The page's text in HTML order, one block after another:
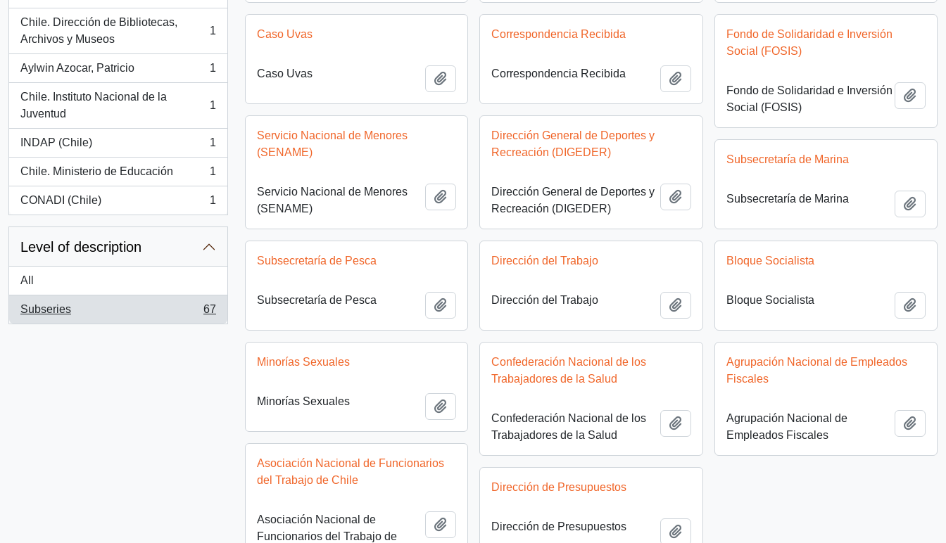
Chile. Dirección de Bibliotecas,
Archivos y Museos
, 1 results
1
Aylwin Azocar, Patricio
, 1 results
1
Chile. Instituto Nacional de la
Juventud
, 1 results
1
INDAP (Chile)
, 1 results
1
Chile. Ministerio de Educación
, 1 results
1
CONADI (Chile)
, 1 results
1
Level of description
All
Subseries
, 67 results
67
Caso Uvas
Caso Uvas Add to clipboard
Correspondencia Recibida
Correspondencia Recibida Add to clipboard
Fondo de Solidaridad e Inversión
Social (FOSIS)
Fondo de Solidaridad e Inversión
Social (FOSIS)
Add
Servicio Nacional de Menores
(SENAME)
Servicio Nacional de Menores
(SENAME)
Add to clipboard
Dirección General de Deportes y
Recreación (DIGEDER)
Dirección General de Deportes y
Recreación (DIGEDER)
Add to clipboard
Subsecretaría de Marina
Subsecretaría de Marina Add
Subsecretaría de Pesca
Subsecretaría de Pesca Add to clipboard
Dirección del Trabajo
Dirección del Trabajo Add to clipboard
Bloque Socialista
Bloque Socialista Add
Minorías Sexuales
Minorías Sexuales
Confederación Nacional de los
Trabajadores de la Salud
Confederación Nacional de los
Trabajadores de la Salud
Add to clipboard
Agrupación Nacional de Empleados
Fiscales
Agrupación Nacional de
Empleados Fiscales
Add
Asociación Nacional de Funcionarios
del Trabajo de Chile
Asociación Nacional de
Funcionarios del Trabajo de
Add to clipboard
Dirección de Presupuestos
Dirección de Presupuestos Add to clipboard